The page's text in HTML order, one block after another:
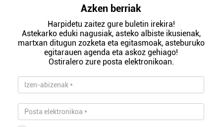
Azken berriak
Harpidetu zaitez gure buletin irekira!
Astekarko eduki nagusiak, asteko albiste ikusienak,
martxan ditugun zozketa eta egitasmoak, asteburuko
egitarauen agenda eta askoz gehiago!
Ostiralero zure posta elektronikoan.